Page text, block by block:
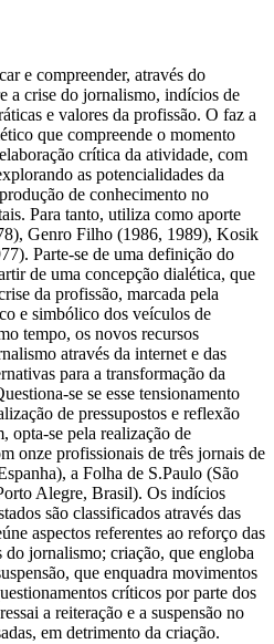
e compreender, através do
a crise do jornalismo, indícios de
e valores da profissão. O faz a
que compreende o momento
crítica da atividade, com
as potencialidades da
de conhecimento no
Para tanto, utiliza como aporte
Genro Filho (1986, 1989), Kosik
Parte-se de uma definição do
de uma concepção dialética, que
da profissão, marcada pela
e simbólico dos veículos de
tempo, os novos recursos
através da internet e das
para a transformação da
se se esse tensionamento
de pressupostos e reflexão
opta-se pela realização de
onze profissionais de três jornais de
a Folha de S.Paulo (São
Alegre, Brasil). Os indícios
são classificados através das
aspectos referentes ao reforço das
do jornalismo; criação, que engloba
que enquadra movimentos
críticos por parte dos
a reiteração e a suspensão no
em detrimento da criação.